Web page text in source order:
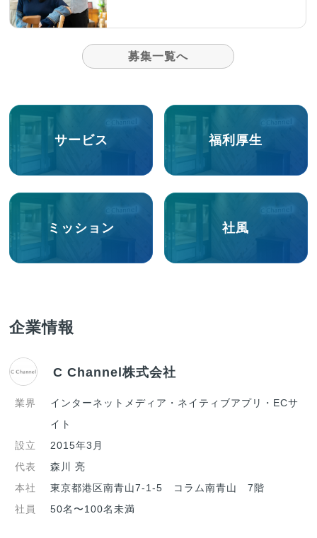
募集一覧へ
サービス 福利厚生
ミッション 社風
企業情報
C Channel株式会社
業界
インターネットメディア・ネイティブアプリ・ECサ
イト
設立
2015年3月
代表
森川 亮
本社
東京都港区南青山7-1-5 コラム南青山 7階
社員
50名〜100名未満